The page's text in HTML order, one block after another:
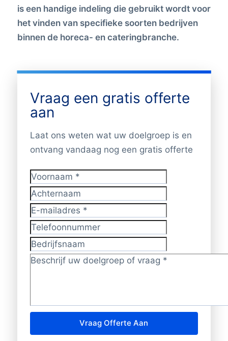
is een handige indeling die gebruikt wordt voor
het vinden van specifieke soorten bedrijven
binnen de horeca- en cateringbranche.
Vraag een gratis offerte
aan
Laat ons weten wat uw doelgroep is en
ontvang vandaag nog een gratis offerte
Voornaam*
Achternaam
E-mailadres*
Telefoonnummer
Bedrijfsnaam
Doelgroep/vraag?
*
Vraag Offerte Aan